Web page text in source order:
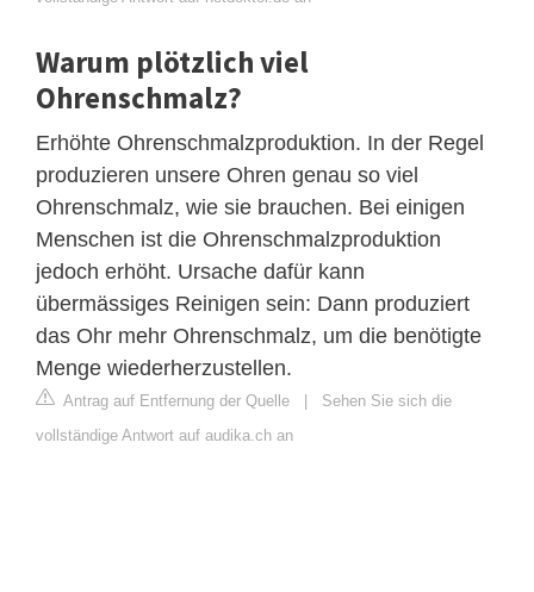
Warum plötzlich viel
Ohrenschmalz?
Erhöhte Ohrenschmalzproduktion. In der Regel
produzieren unsere Ohren genau so viel
Ohrenschmalz, wie sie brauchen. Bei einigen
Menschen ist die Ohrenschmalzproduktion
jedoch erhöht. Ursache dafür kann
übermässiges Reinigen sein: Dann produziert
das Ohr mehr Ohrenschmalz, um die benötigte
Menge wiederherzustellen.
Antrag auf Entfernung der Quelle | Sehen Sie sich die
vollständige Antwort auf audika.ch an